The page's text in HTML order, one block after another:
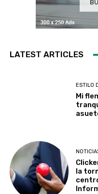
LATEST ARTICLES
ESTILO
Mi
la